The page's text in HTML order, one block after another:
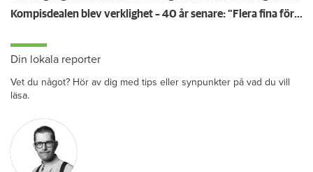
Kompisdealen blev verklighet – 40 år senare: "Flera fina fördelar med att dela bostad"
Din lokala reporter
Vet du något? Hör av dig med tips eller synpunkter på vad du vill
läsa.